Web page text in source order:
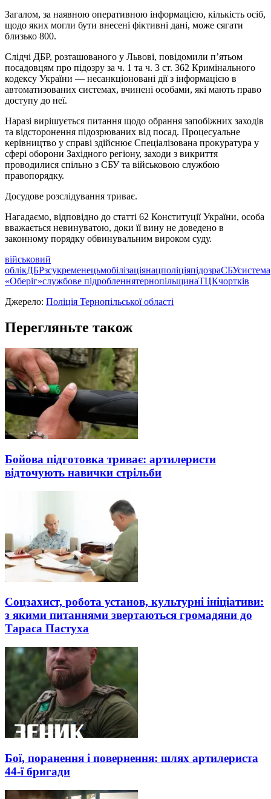
Загалом, за наявною оперативною інформацією, кількість осіб,
щодо яких могли бути внесені фіктивні дані, може сягати
близько 800.
Слідчі ДБР, розташованого у Львові, повідомили п’ятьом
посадовцям про підозру за ч. 1 та ч. 3 ст. 362 Кримінального
кодексу України — несанкціоновані дії з інформацією в
автоматизованих системах, вчинені особами, які мають право
доступу до неї.
Наразі вирішується питання щодо обрання запобіжних заходів
та відсторонення підозрюваних від посад. Процесуальне
керівництво у справі здійснює Спеціалізована прокуратура у
сфері оборони Західного регіону, заходи з викриття
проводилися спільно з СБУ та військовою службою
правопорядку.
Досудове розслідування триває.
Нагадаємо, відповідно до статті 62 Конституції України, особа
вважається невинуватою, доки її вину не доведено в
законному порядку обвинувальним вироком суду.
військовий
облікДБРзсукременецьмобілізаціянацполіціяпідозраСБУсистема
«Оберіг»службове підробленнятернопільщинаТЦКчортків
Джерело: Поліція Тернопільської області
Перегляньте також
Бойова підготовка триває: артилеристи
відточують навички стрільби
Соцзахист, робота установ, культурні ініціативи:
з якими питаннями звертаються громадяни до
Тараса Пастуха
Бої, поранення і повернення: шлях артилериста
44-ї бригади